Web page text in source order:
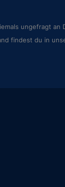
ungefragt an
findest du in